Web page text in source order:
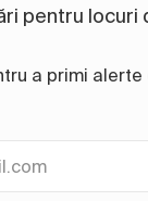
pentru locuri
a primi alerte